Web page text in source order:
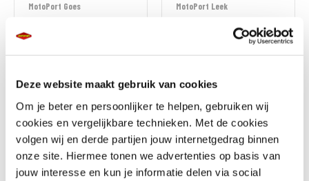
Deze website maakt gebruik van cookies
Om je beter en persoonlijker te helpen, gebruiken wij
cookies en vergelijkbare technieken. Met de cookies
volgen wij en derde partijen jouw internetgedrag binnen
onze site. Hiermee tonen we advertenties op basis van
jouw interesse en kun je informatie delen via social
MotoPort Goes
MotoPort Leek
BMW
R 1250 RT
€ 18.290,-
Honda
XL 750 TRANSALP
€ 12.699,-